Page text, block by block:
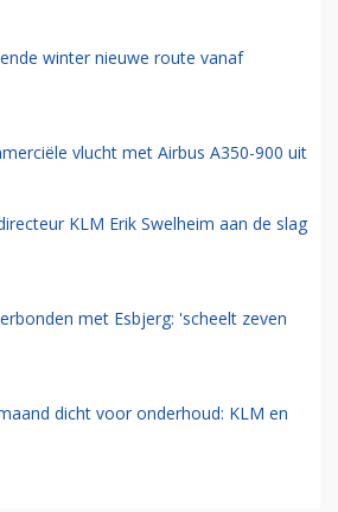
winter nieuwe route vanaf
vlucht met Airbus A350-900 uit
KLM Erik Swelheim aan de slag
met Esbjerg: 'scheelt zeven
dicht voor onderhoud: KLM en